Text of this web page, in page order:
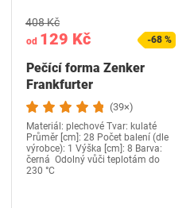
od 129 Kč
408 Kč
-68 %
Pečící forma Zenker
Frankfurter
(39×)
Materiál: plechové Tvar: kulaté
Průměr [cm]: 28 Počet balení (dle
výrobce): 1 Výška [cm]: 8 Barva:
černá Odolný vůči teplotám do
230 °C